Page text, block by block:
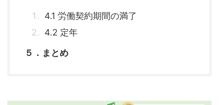
4.1 労働契約期間の満了
4.2 定年
５．まとめ
C
t